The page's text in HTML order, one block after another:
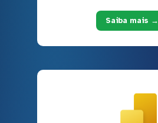
Saiba mais →